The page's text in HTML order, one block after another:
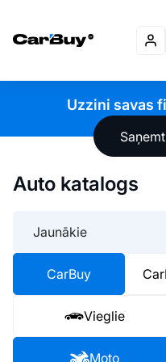
Uzzini savas
Auto katalogs
Jaunākie
CarBuy
Vieglie
Moto